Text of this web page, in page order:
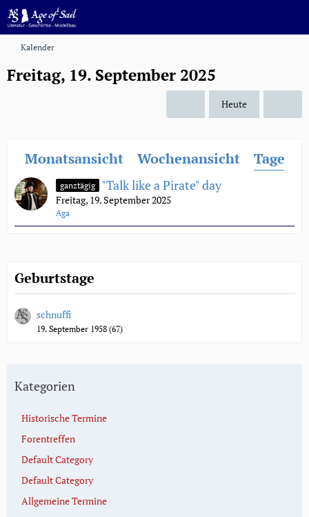
Kalender
Freitag, 19. September 2025
Heute
Monatsansicht Wochenansicht
ganztägig "Talk like a Pirate" day
Freitag, 19. September 2025
Aga
Geburtstage
schnuffi
19. September 1958 (67)
Kategorien
Historische Termine
Forentreffen
Default Category
Default Category
Allgemeine Termine